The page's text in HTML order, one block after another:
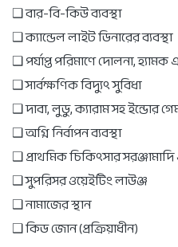
❑ বার-বি-কিউ ব্যবস্থা
❑ ক্যান্ডেল লাইট ডিনারের ব্যবস্থা
❑ পর্যাপ্ত পরিমাণে দোলনা,
❑ সার্বক্ষণিক বিদ্যুৎ সুবিধা
❑ দাবা, লুডু, ক্যারাম সহ ইন্ডোর
❑ অগ্নি নির্বাপন ব্যবস্থা
❑ প্রাথমিক চিকিৎসার
❑ সুপরিসর ওয়েইটিং লাউঞ্জ
❑ নামাজের স্থান
❑ কিড জোন (প্রক্রিয়াধীন)